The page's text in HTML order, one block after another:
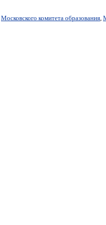
Московского комитета образования,